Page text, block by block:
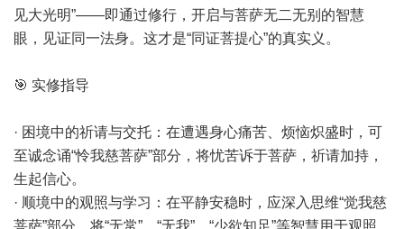
见大光明”——即通过修行，开启与菩萨无二无别的智慧
眼，见证同一法身。这才是“同证菩提心”的真实义。
🎯 实修指导
· 困境中的祈请与交托：在遭遇身心痛苦、烦恼炽盛时，可
至诚念诵“怜我慈菩萨”部分，将忧苦诉于菩萨，祈请加持，
生起信心。
· 顺境中的观照与学习：在平静安稳时，应深入思维“觉我慈
菩萨”部分，将“无常”、“无我”、“少欲知足”等智慧用于观照